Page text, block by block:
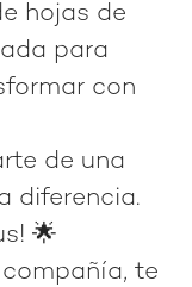
hojas de
para
con
de una
diferencia.
🌟
te